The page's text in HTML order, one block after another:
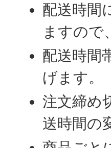
配送時間
ますので
配送時間
げます。
注文締め
送時間の